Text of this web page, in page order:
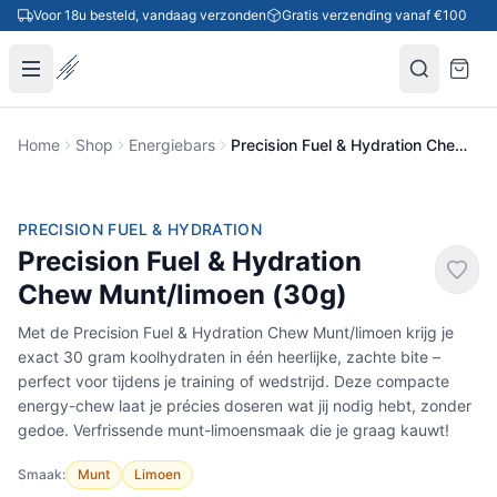
Ga naar inhoud
Voor 18u besteld, vandaag verzonden Gratis verzending vanaf €100
Home Shop Energiebars Precision Fuel & Hydration Chew Munt/limoen (30g)
PRECISION FUEL & HYDRATION
Precision Fuel & Hydration
Chew Munt/limoen (30g)
Met de Precision Fuel & Hydration Chew Munt/limoen krijg je
exact 30 gram koolhydraten in één heerlijke, zachte bite –
perfect voor tijdens je training of wedstrijd. Deze compacte
energy-chew laat je précies doseren wat jij nodig hebt, zonder
gedoe. Verfrissende munt-limoensmaak die je graag kauwt!
Smaak: Munt Limoen